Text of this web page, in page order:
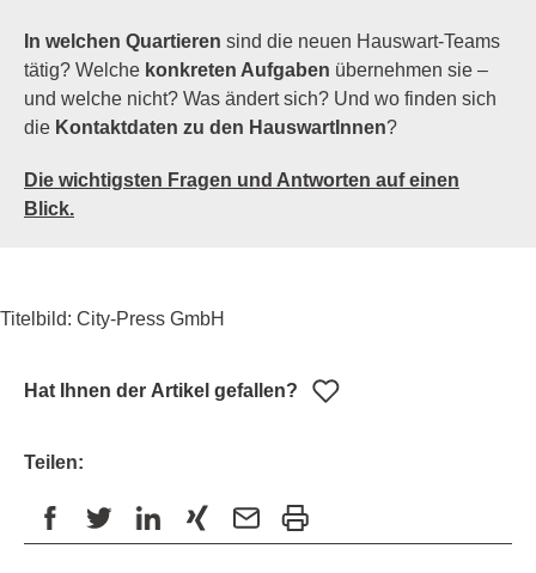
In welchen Quartieren sind die neuen Hauswart-Teams
tätig? Welche konkreten Aufgaben übernehmen sie –
und welche nicht? Was ändert sich? Und wo finden sich
die Kontaktdaten zu den HauswartInnen?
Die wichtigsten Fragen und Antworten auf einen
Blick.
Titelbild: City-Press GmbH
Hat Ihnen der Artikel gefallen?
Teilen: